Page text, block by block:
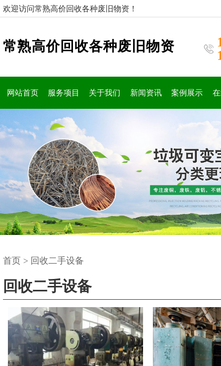
欢迎访问常熟高价回收各种废旧物资！
常熟高价回收各种废旧物资
网站首页 服务项目 关于我们 新闻资讯 案例展示
首页 > 回收二手设备
回收二手设备